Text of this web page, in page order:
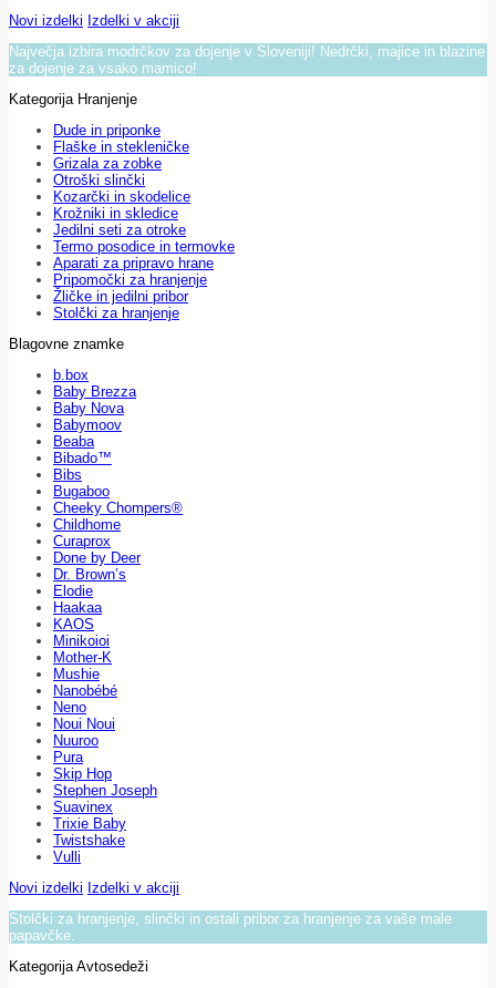
Novi izdelki Izdelki v akciji
Največja izbira modrčkov za dojenje v Sloveniji! Nedrčki, majice in blazine
za dojenje za vsako mamico!
Kategorija Hranjenje
Dude in priponke
Flaške in stekleničke
Grizala za zobke
Otroški slinčki
Kozarčki in skodelice
Krožniki in skledice
Jedilni seti za otroke
Termo posodice in termovke
Aparati za pripravo hrane
Pripomočki za hranjenje
Žličke in jedilni pribor
Stolčki za hranjenje
Blagovne znamke
b.box
Baby Brezza
Baby Nova
Babymoov
Beaba
Bibado™
Bibs
Bugaboo
Cheeky Chompers®
Childhome
Curaprox
Done by Deer
Dr. Brown’s
Elodie
Haakaa
KAOS
Minikoioi
Mother-K
Mushie
Nanobébé
Neno
Noui Noui
Nuuroo
Pura
Skip Hop
Stephen Joseph
Suavinex
Trixie Baby
Twistshake
Vulli
Novi izdelki Izdelki v akciji
Stolčki za hranjenje, slinčki in ostali pribor za hranjenje za vaše male
papavčke.
Kategorija Avtosedeži